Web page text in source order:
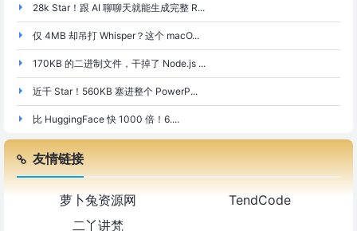
28k Star！跟 AI 聊聊天就能生成完整 R...
仅 4MB 却吊打 Whisper？这个 macO...
170KB 的二进制文件，干掉了 Node.js ...
近千 Star！560KB 塞进整个 PowerP...
比 HuggingFace 快 1000 倍！6....
友情链接
萝卜兔资源网
TendCode
二丫讲梵